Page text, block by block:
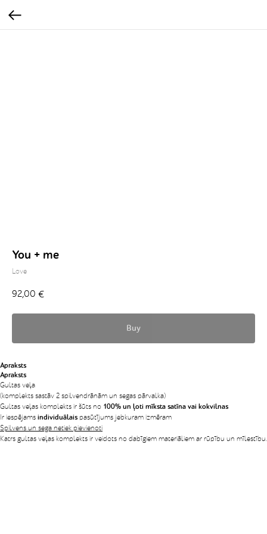
You + me
Love
92,00 €
Buy
Apraksts
Apraksts
Gultas veļa
(komplekts sastāv 2 spilvendrānām un segas pārvalka)
Gultas veļas komplekts ir šūts no 100% un ļoti mīksta satīna vai kokvilnas
Ir iespējams individuālais pasūtījums jebkuram izmēram
Spilvens un sega netiek pievienoti
Katrs gultas veļas komplekts ir veidots no dabīgiem materiāliem ar rūpību un mīlestību.